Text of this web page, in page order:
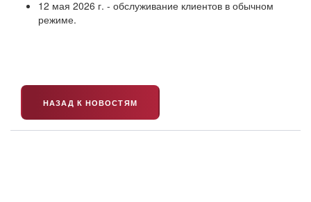
12 мая 2026 г. - обслуживание клиентов в обычном
режиме.
НАЗАД К НОВОСТЯМ